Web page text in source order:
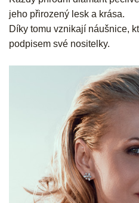
jeho přirozený lesk a krása.
Díky tomu vznikají náušnice,
podpisem své nositelky.